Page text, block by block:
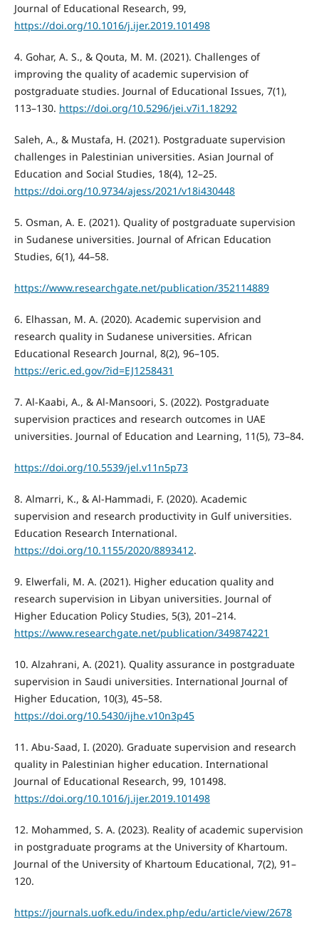
Journal of Educational Research, 99,
https://doi.org/10.1016/j.ijer.2019.101498
4. Gohar, A. S., & Qouta, M. M. (2021). Challenges of
improving the quality of academic supervision of
postgraduate studies. Journal of Educational Issues, 7(1),
113–130. https://doi.org/10.5296/jei.v7i1.18292
Saleh, A., & Mustafa, H. (2021). Postgraduate supervision
challenges in Palestinian universities. Asian Journal of
Education and Social Studies, 18(4), 12–25.
https://doi.org/10.9734/ajess/2021/v18i430448
5. Osman, A. E. (2021). Quality of postgraduate supervision
in Sudanese universities. Journal of African Education
Studies, 6(1), 44–58.
https://www.researchgate.net/publication/352114889
6. Elhassan, M. A. (2020). Academic supervision and
research quality in Sudanese universities. African
Educational Research Journal, 8(2), 96–105.
https://eric.ed.gov/?id=EJ1258431
7. Al-Kaabi, A., & Al-Mansoori, S. (2022). Postgraduate
supervision practices and research outcomes in UAE
universities. Journal of Education and Learning, 11(5), 73–84.
https://doi.org/10.5539/jel.v11n5p73
8. Almarri, K., & Al-Hammadi, F. (2020). Academic
supervision and research productivity in Gulf universities.
Education Research International.
https://doi.org/10.1155/2020/8893412.
9. Elwerfali, M. A. (2021). Higher education quality and
research supervision in Libyan universities. Journal of
Higher Education Policy Studies, 5(3), 201–214.
https://www.researchgate.net/publication/349874221
10. Alzahrani, A. (2021). Quality assurance in postgraduate
supervision in Saudi universities. International Journal of
Higher Education, 10(3), 45–58.
https://doi.org/10.5430/ijhe.v10n3p45
11. Abu-Saad, I. (2020). Graduate supervision and research
quality in Palestinian higher education. International
Journal of Educational Research, 99, 101498.
https://doi.org/10.1016/j.ijer.2019.101498
12. Mohammed, S. A. (2023). Reality of academic supervision
in postgraduate programs at the University of Khartoum.
Journal of the University of Khartoum Educational, 7(2), 91–
120.
https://journals.uofk.edu/index.php/edu/article/view/2678